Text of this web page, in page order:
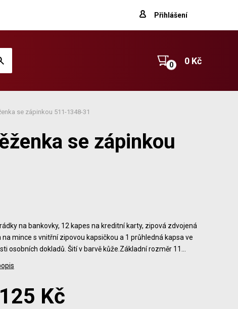
Přihlášení
0 Kč
se zápinkou 511-1348-31
se zápinkou
na bankovky, 12 kapes na kreditní karty, zipová zdvojená
na mince s vnitřní zipovou kapsičkou a 1 průhledná kapsa ve
osobních dokladů. Šití v barvě kůže.Základní rozměr 11…
Kč